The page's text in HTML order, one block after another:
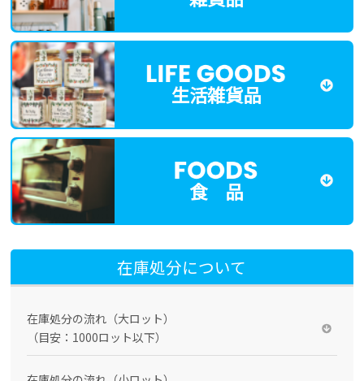
生活雑貨品
食 品
在庫処分について
在庫処分の流れ（大ロット）
（目安：1000ロット以下）